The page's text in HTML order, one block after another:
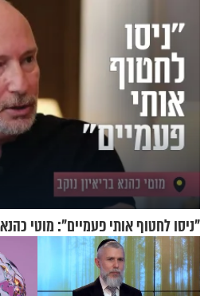
"ניסו לחטוף אותי פעמיים": מוטי כהנא